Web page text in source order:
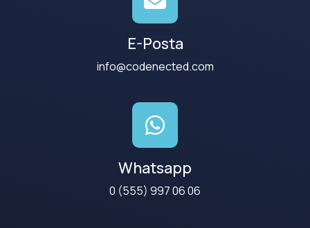
E-Posta
info@codenected.com
Whatsapp
0 (555) 997 06 06